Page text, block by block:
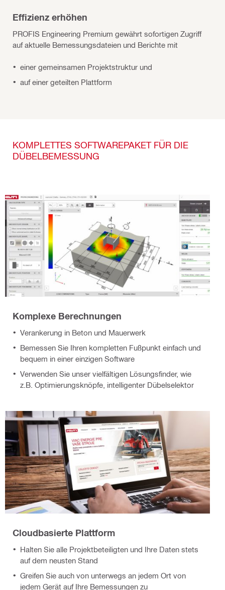
Effizienz erhöhen
PROFIS Engineering Premium gewährt sofortigen Zugriff
auf aktuelle Bemessungsdateien und Berichte mit
einer gemeinsamen Projektstruktur und
auf einer geteilten Plattform
KOMPLETTES SOFTWAREPAKET FÜR DIE
DÜBELBEMESSUNG
Komplexe Berechnungen
Verankerung in Beton und Mauerwerk
Bemessen Sie Ihren kompletten Fußpunkt einfach und
bequem in einer einzigen Software
Verwenden Sie unser vielfältigen Lösungsfinder, wie
z.B. Optimierungsknöpfe, intelligenter Dübelselektor
Cloudbasierte Plattform
Halten Sie alle Projektbeteiligten und Ihre Daten stets
auf dem neusten Stand
Greifen Sie auch von unterwegs an jedem Ort von
jedem Gerät auf Ihre Bemessungen zu